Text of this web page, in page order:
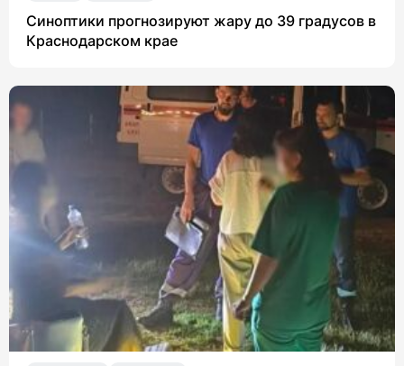
Синоптики прогнозируют жару до 39 градусов в
Краснодарском крае